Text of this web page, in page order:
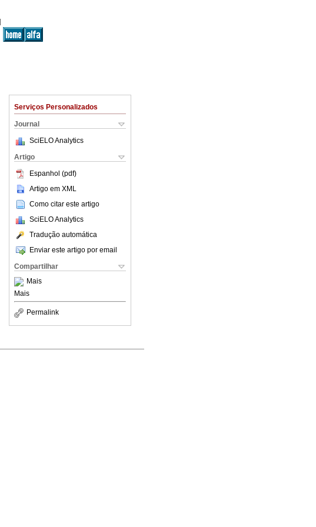
Serviços Personalizados
Journal
SciELO Analytics
Artigo
Espanhol (pdf)
Artigo em XML
Como citar este artigo
SciELO Analytics
Tradução automática
Enviar este artigo por email
Compartilhar
Mais
Mais
Permalink